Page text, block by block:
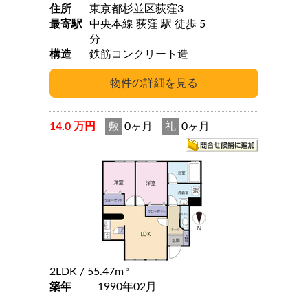
住所
東京都杉並区荻窪3
最寄駅
中央本線 荻窪 駅 徒歩 5
分
構造
鉄筋コンクリート造
14.0 万円 敷 0ヶ月 礼 0ヶ月
2LDK / 55.47m 2
築年
1990年02月